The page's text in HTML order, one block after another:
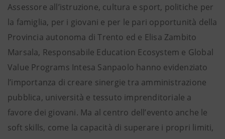
Assessore all’istruzione, cultura e sport, politiche per
la famiglia, per i giovani e per le pari opportunità della
Provincia autonoma di Trento ed e Elisa Zambito
Marsala, Responsabile Education Ecosystem e Global
Value Programs Intesa Sanpaolo hanno evidenziato
l’importanza di creare sinergie tra amministrazione
pubblica, università e tessuto imprenditoriale a
favore dei giovani. Ma al centro dell’evento anche le
soft skills, come la capacità di superare i propri limiti,